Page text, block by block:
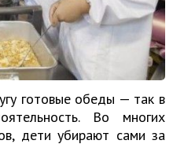
готовые обеды — так в
Во многих
дети убирают сами за